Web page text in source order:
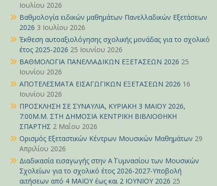
Ιουλίου 2026
Βαθμολογία ειδικών μαθημάτων Πανελλαδικών Εξετάσεων
2026 3 Ιουλίου 2026
Έκθεση αυτοαξιολόγησης σχολικής μονάδας για το σχολικό
έτος 2025-2026 25 Ιουνίου 2026
ΒΑΘΜΟΛΟΓΙΑ ΠΑΝΕΛΛΑΔΙΚΩΝ ΕΞΕΤΑΣΕΩΝ 2026 25
Ιουνίου 2026
ΑΠΟΤΕΛΕΣΜΑΤΑ ΕΙΣΑΓΩΓΙΚΩΝ ΕΞΕΤΑΣΕΩΝ 2026 16
Ιουνίου 2026
ΠΡΟΣΚΛΗΣΗ ΣΕ ΣΥΝΑΥΛΙΑ, ΚΥΡΙΑΚΗ 3 ΜΑΪΟΥ 2026,
7:00Μ.Μ. ΣΤΗ ΔΗΜΟΣΙΑ ΚΕΝΤΡΙΚΗ ΒΙΒΛΙΟΘΗΚΗ
ΣΠΑΡΤΗΣ 2 Μαΐου 2026
Ορισμός Εξεταστικών Κέντρων Μουσικών Μαθημάτων 29
Απριλίου 2026
Διαδικασία εισαγωγής στην Α΄ Γυμνασίου των Μουσικών
Σχολείων για το σχολικό έτος 2026-2027-Υποβολή
αιτήσεων από 4 ΜΑΪΟΥ έως και 2 ΙΟΥΝΙΟΥ 2026 25